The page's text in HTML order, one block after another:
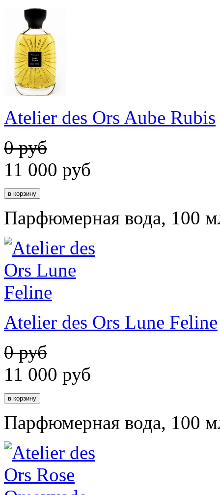
Atelier des Ors Aube Rubis
0 руб
11 000 руб
Парфюмерная вода, 100
Atelier des Ors Lune Feline
0 руб
11 000 руб
Парфюмерная вода, 100